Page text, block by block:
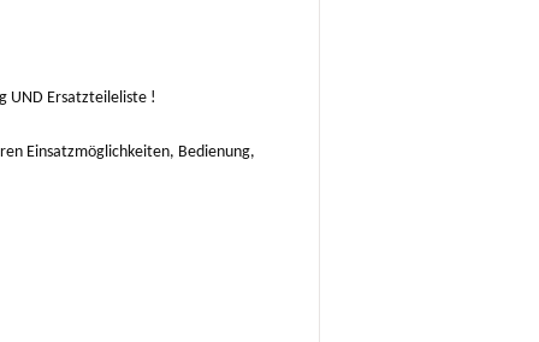
UND Ersatzteileliste !
Einsatzmöglichkeiten, Bedienung,